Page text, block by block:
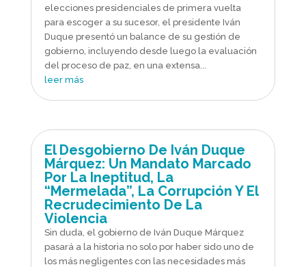
elecciones presidenciales de primera vuelta
para escoger a su sucesor, el presidente Iván
Duque presentó un balance de su gestión de
gobierno, incluyendo desde luego la evaluación
del proceso de paz, en una extensa...
leer más
El Desgobierno De Iván Duque
Márquez: Un Mandato Marcado
Por La Ineptitud, La
“Mermelada”, La Corrupción Y El
Recrudecimiento De La
Violencia
Sin duda, el gobierno de Iván Duque Márquez
pasará a la historia no solo por haber sido uno de
los más negligentes con las necesidades más